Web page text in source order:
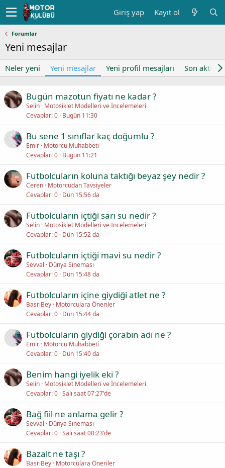
Giriş yap Kayıt ol
Forumlar
Yeni mesajlar
Neler yeni Yeni mesajlar Yeni profil mesajları Son aktivite
Bugün mazotun fiyatı ne kadar ?
Selin Motosiklet Modelleri ve İncelemeleri
Cevaplar 0 Bugün 11:30
Bu sene 1 sınıflar kaç doğumlu ?
Emir Motorcu Muhabbeti
Cevaplar 0 Bugün 11:21
Futbolcuların koluna taktığı beyaz şey nedir ?
Ceren Motorcudan Tavsiyeler
Cevaplar 0 Dün 15:56 da
Futbolcuların içtiği sarı su nedir ?
Selin Motosiklet Modelleri ve İncelemeleri
Cevaplar 0 Dün 15:52 da
Futbolcuların içtiği mavi su nedir ?
Sevval
Dünya Sineması
Cevaplar 0 Dün 15:48 da
Futbolcuların içine giydiği atlet ne ?
BasriBey Motorculara Öneriler
Cevaplar 0 Dün 15:44 da
Futbolcuların giydiği çorabın adı ne ?
Emir Motorcu Muhabbeti
Cevaplar 0 Dün 15:40 da
Benim hangi iyelik eki ?
Selin Motosiklet Modelleri ve İncelemeleri
Cevaplar 0 Salı saat 07:27'de
Bağ fiil ne anlama gelir ?
Sevval
Dünya Sineması
Cevaplar 0 Salı saat 00:23'de
Bazalt ne taşı ?
BasriBey Motorculara Öneriler